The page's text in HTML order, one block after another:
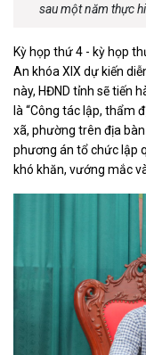
sau một năm thực
Kỳ họp thứ 4 - kỳ họp
An khóa XIX dự kiến
này, HĐND tỉnh sẽ tiến
là “Công tác lập, thẩm
xã, phường trên địa
phương án tổ chức lập
khó khăn, vướng mắc